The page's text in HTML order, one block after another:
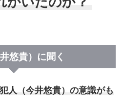
悠貴）に聞く
人（今井悠貴）の意識がも